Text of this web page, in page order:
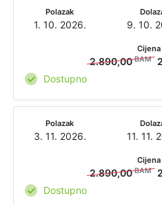
Polazak
1. 10. 2026. 9. 10.
Dostupno
2.890,00BAM
Polazak
3. 11. 2026. 11. 11.
Dostupno
2.890,00BAM